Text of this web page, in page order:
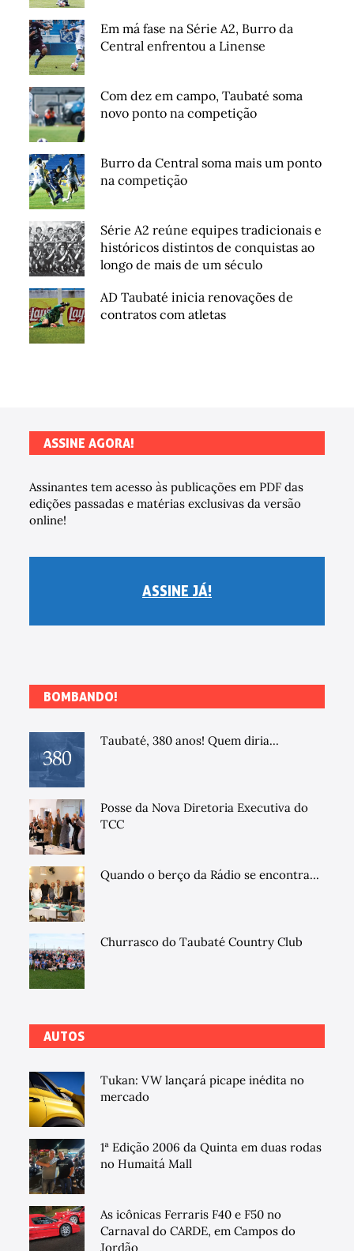
Em má fase na Série A2, Burro da
Central enfrentou a Linense
Com dez em campo, Taubaté soma
novo ponto na competição
Burro da Central soma mais um ponto
na competição
Série A2 reúne equipes tradicionais e
históricos distintos de conquistas ao
longo de mais de um século
AD Taubaté inicia renovações de
contratos com atletas
ASSINE AGORA!
Assinantes tem acesso às publicações em PDF das
edições passadas e matérias exclusivas da versão
online!
ASSINE JÁ!
BOMBANDO!
Taubaté, 380 anos! Quem diria...
Posse da Nova Diretoria Executiva do
TCC
Quando o berço da Rádio se encontra...
Churrasco do Taubaté Country Club
AUTOS
Tukan: VW lançará picape inédita no
mercado
1ª Edição 2006 da Quinta em duas rodas
no Humaitá Mall
As icônicas Ferraris F40 e F50 no
Carnaval do CARDE, em Campos do
Jordão